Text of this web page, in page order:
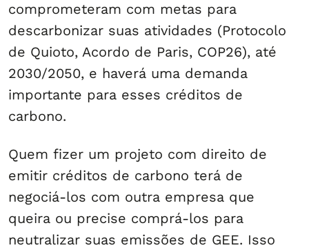
comprometeram com metas para
descarbonizar suas atividades (Protocolo
de Quioto, Acordo de Paris, COP26), até
2030/2050, e haverá uma demanda
importante para esses créditos de
carbono.
Quem fizer um projeto com direito de
emitir créditos de carbono terá de
negociá-los com outra empresa que
queira ou precise comprá-los para
neutralizar suas emissões de GEE. Isso